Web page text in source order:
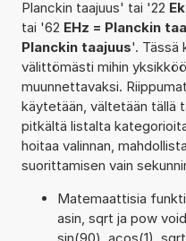
Planckin taajuus' tai '22
tai '62 EHz = Planckin
Planckin taajuus'. Tässä
välittömästi mihin
muunnettavaksi.
käytetään, vältetään tällä
pitkältä listalta
hoitaa valinnan,
suorittamisen vain
Matemaattisia
asin, sqrt ja pow
sin(90), acos(1),